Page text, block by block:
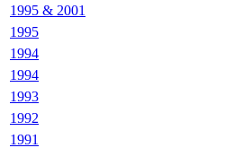
1995 & 2001
1995
1994
1994
1993
1992
1991